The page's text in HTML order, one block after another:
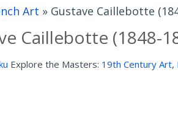
Art » Gustave Caillebotte
Caillebotte (1848-
Explore the Masters: 19th Century Art,